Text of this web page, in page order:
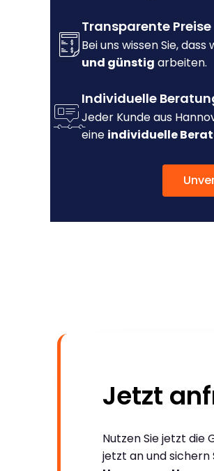
Transparente Preise
Bei uns wissen Sie, dass
und günstig arbeiten.
Individuelle
Jeder Kunde aus
eine individuelle
Jetzt
Nutzen Sie jetzt die
jetzt an und sichern